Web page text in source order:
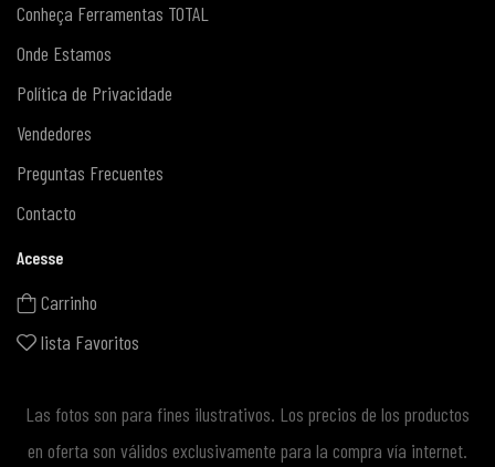
Conheça Ferramentas TOTAL
Onde Estamos
Política de Privacidade
Vendedores
Preguntas Frecuentes
Contacto
Acesse
Carrinho
lista Favoritos
Las fotos son para fines ilustrativos. Los precios de los productos
en oferta son válidos exclusivamente para la compra vía internet.